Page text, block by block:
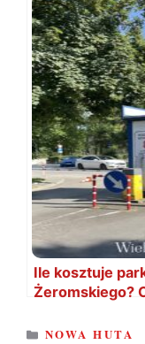
Ile kosztuje
Żeromskiego?
KATEGORIE
NOWA HUTA